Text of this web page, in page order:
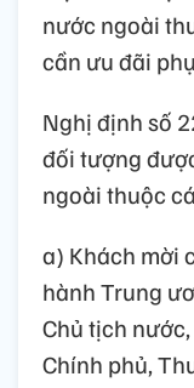
nước ngoài
cần ưu đãi
Nghị định số
đối tượng
ngoài thuộc
a) Khách mời
hành Trung
Chủ tịch
Chính phủ,